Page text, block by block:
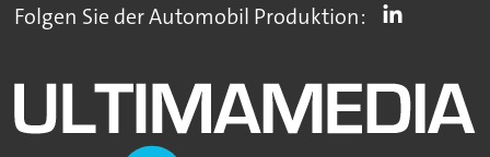
Folgen Sie der Automobil Produktion: